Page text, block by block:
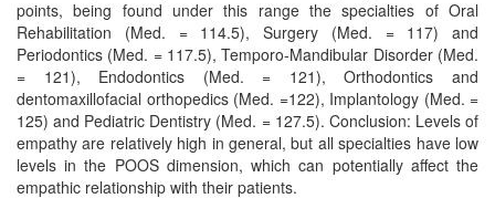
points, being found under this range the specialties of Oral
Rehabilitation (Med. = 114.5), Surgery (Med. = 117) and
Periodontics (Med. = 117.5), Temporo-Mandibular Disorder (Med.
= 121), Endodontics (Med. = 121), Orthodontics and
dentomaxillofacial orthopedics (Med. =122), Implantology (Med. =
125) and Pediatric Dentistry (Med. = 127.5). Conclusion: Levels of
empathy are relatively high in general, but all specialties have low
levels in the POOS dimension, which can potentially affect the
empathic relationship with their patients.